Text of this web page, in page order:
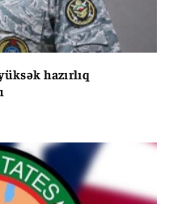
hazırlıq